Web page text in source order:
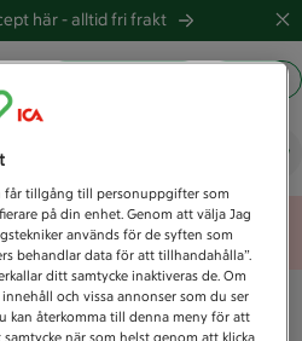
här -alltid fri frakt
idag?
error
får tillgång till personuppgifter som
på din enhet. Genom att välja Jag
används för de syften som
behandlar data för att tillhandahålla”.
ditt samtycke inaktiveras de. Om
och vissa annonser som du ser
kan återkomma till denna meny för att
när som helst genom att klicka